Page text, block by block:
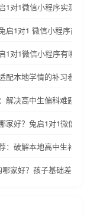
1对1微信小程序实测参
启1对1 微信小程序能否
1对1微信小程序有哪些
本地学情的补习参考
解决高中生偏科难题
家好？兔启1对1微信小
：破解本地高中生补课
家好？孩子基础差怎么